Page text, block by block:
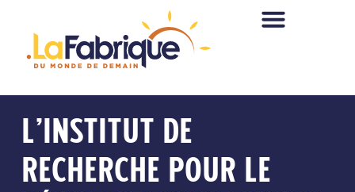
L’INSTITUT DE
RECHERCHE POUR LE